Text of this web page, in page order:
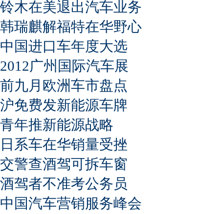
铃木在美退出汽车业务
韩瑞麒解福特在华野心
中国进口车年度大选
2012广州国际汽车展
前九月欧洲车市盘点
沪免费发新能源车牌
青年推新能源战略
日系车在华销量受挫
交警查酒驾可拆车窗
酒驾者不准考公务员
中国汽车营销服务峰会